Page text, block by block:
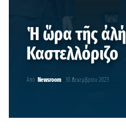
Ἡ ὥρα τῆς
Καστελλόριζο
Από Newsroom 30 Δεκεμβρίου 2023